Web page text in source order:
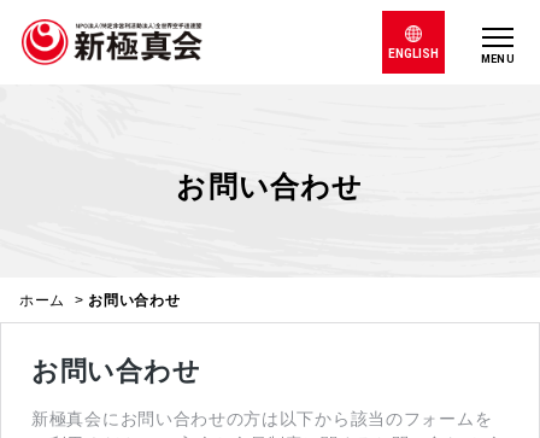
MENU
ENGLISH
お問い合わせ
ホーム > お問い合わせ
お問い合わせ
新極真会にお問い合わせの方は以下から該当のフォームを